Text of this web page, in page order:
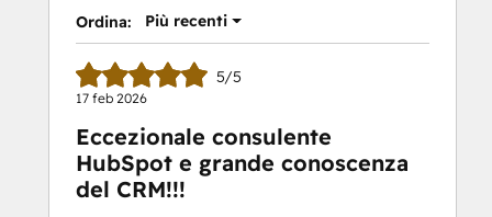
Ordina: Più recenti
5/5
17 feb 2026
Eccezionale consulente
HubSpot e grande conoscenza
del CRM!!!